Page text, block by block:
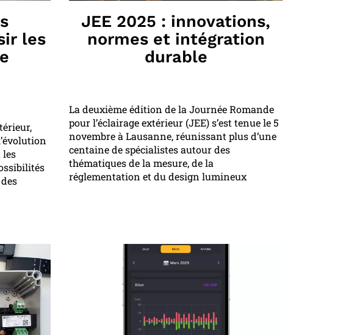
les
les
JEE 2025 : innovations,
normes et intégration
durable
La deuxième édition de la Journée Romande
pour l’éclairage extérieur (JEE) s’est tenue le 5
novembre à Lausanne, réunissant plus d’une
centaine de spécialistes autour des
thématiques de la mesure, de la
réglementation et du design lumineux